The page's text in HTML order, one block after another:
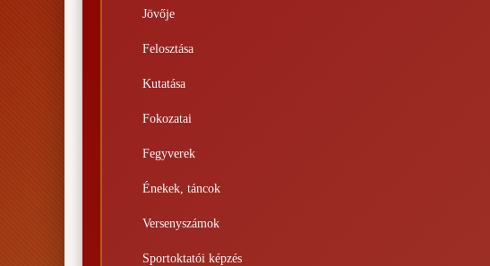
Jövője
Felosztása
Kutatása
Fokozatai
Fegyverek
Énekek, táncok
Versenyszámok
Sportoktatói képzés